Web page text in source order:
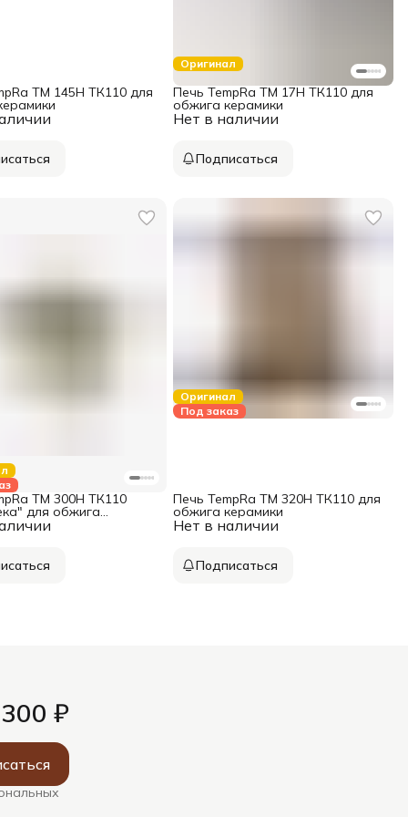
TM 145H ТК110 для
Оригинал
Нет в наличии
Печь TempRa TM 17H ТК110 для
обжига керамики
Подписаться
ТМ 300Н ТК110
для обжига
Оригинал
Под заказ
Нет в наличии
Печь TempRa ТМ 320Н ТК110 для
обжига керамики
Подписаться
₽